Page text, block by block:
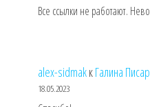
Все ссылки не работают.
alex-sidmakкГалина
18.05.2023